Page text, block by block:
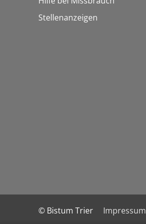
Stellenanzeigen
© Bistum Trier Impressum